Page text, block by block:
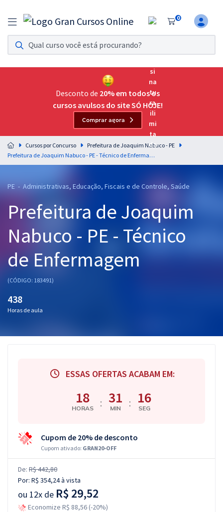
0
Assinatura Ilimitada 11
Acesso a todos os cursos. Teste grátis por 7 dias!
Assinatura OAB Até Passar
Acesso ilimitado a toda preparação para o Exame da
Residências Multiprofissionais
Preparação completa e intensiva para as principais
residências em saúde do Brasil
Cursos 20% OFF
Pós
Graduação
OAB
Mentorias
Desconto de 20% em todos os
cursos avulsos do site SÓ HOJE!
Comprar agora
Cursos por Concurso
Prefeitura de Joaquim Nabuco - PE
Prefeitura de Joaquim Nabuco - PE - Técnico de Enfermagem
PE - Administrativas, Educação, Fiscais e de Controle, Saúde
Prefeitura de Joaquim
Nabuco - PE - Técnico
de Enfermagem
(CÓDIGO: 183491)
438
Horas de aula
ESSAS OFERTAS ACABAM EM:
18
HORAS : 31
MIN : 15
SEG
Cupom de 20% de desconto
Cupom ativado: GRAN20-OFF
De: R$ 442,80
Por: R$ 354,24à vista
ou 12x de R$ 29,52
Economize R$ 88,56 (-20%)